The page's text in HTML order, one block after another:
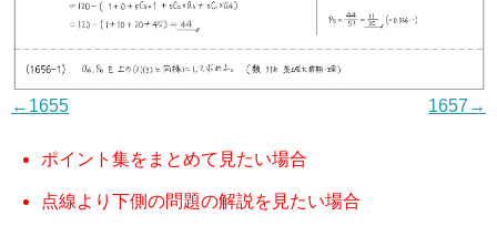
←1655 1657→
ポイント集をまとめて見たい場合
点線より下側の問題の解説を見たい場合